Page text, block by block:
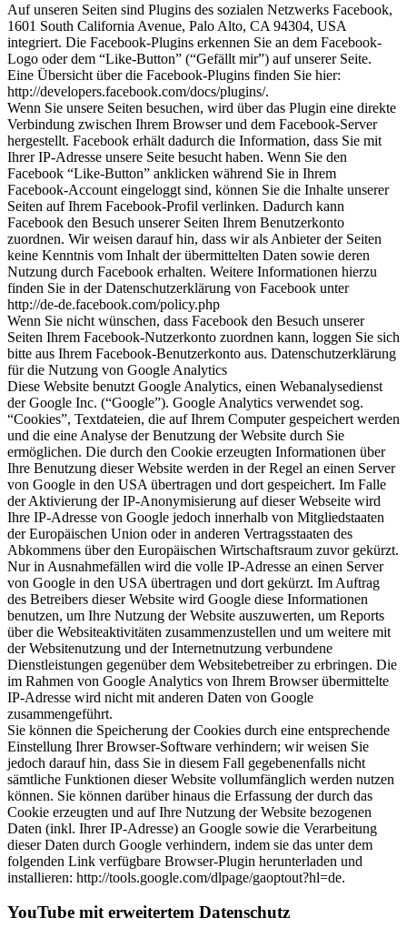
Auf unseren Seiten sind Plugins des sozialen Netzwerks Facebook,
1601 South California Avenue, Palo Alto, CA 94304, USA
integriert. Die Facebook-Plugins erkennen Sie an dem Facebook-
Logo oder dem “Like-Button” (“Gefällt mir”) auf unserer Seite.
Eine Übersicht über die Facebook-Plugins finden Sie hier:
http://developers.facebook.com/docs/plugins/.
Wenn Sie unsere Seiten besuchen, wird über das Plugin eine direkte
Verbindung zwischen Ihrem Browser und dem Facebook-Server
hergestellt. Facebook erhält dadurch die Information, dass Sie mit
Ihrer IP-Adresse unsere Seite besucht haben. Wenn Sie den
Facebook “Like-Button” anklicken während Sie in Ihrem
Facebook-Account eingeloggt sind, können Sie die Inhalte unserer
Seiten auf Ihrem Facebook-Profil verlinken. Dadurch kann
Facebook den Besuch unserer Seiten Ihrem Benutzerkonto
zuordnen. Wir weisen darauf hin, dass wir als Anbieter der Seiten
keine Kenntnis vom Inhalt der übermittelten Daten sowie deren
Nutzung durch Facebook erhalten. Weitere Informationen hierzu
finden Sie in der Datenschutzerklärung von Facebook unter
http://de-de.facebook.com/policy.php
Wenn Sie nicht wünschen, dass Facebook den Besuch unserer
Seiten Ihrem Facebook-Nutzerkonto zuordnen kann, loggen Sie sich
bitte aus Ihrem Facebook-Benutzerkonto aus. Datenschutzerklärung
für die Nutzung von Google Analytics
Diese Website benutzt Google Analytics, einen Webanalysedienst
der Google Inc. (“Google”). Google Analytics verwendet sog.
“Cookies”, Textdateien, die auf Ihrem Computer gespeichert werden
und die eine Analyse der Benutzung der Website durch Sie
ermöglichen. Die durch den Cookie erzeugten Informationen über
Ihre Benutzung dieser Website werden in der Regel an einen Server
von Google in den USA übertragen und dort gespeichert. Im Falle
der Aktivierung der IP-Anonymisierung auf dieser Webseite wird
Ihre IP-Adresse von Google jedoch innerhalb von Mitgliedstaaten
der Europäischen Union oder in anderen Vertragsstaaten des
Abkommens über den Europäischen Wirtschaftsraum zuvor gekürzt.
Nur in Ausnahmefällen wird die volle IP-Adresse an einen Server
von Google in den USA übertragen und dort gekürzt. Im Auftrag
des Betreibers dieser Website wird Google diese Informationen
benutzen, um Ihre Nutzung der Website auszuwerten, um Reports
über die Websiteaktivitäten zusammenzustellen und um weitere mit
der Websitenutzung und der Internetnutzung verbundene
Dienstleistungen gegenüber dem Websitebetreiber zu erbringen. Die
im Rahmen von Google Analytics von Ihrem Browser übermittelte
IP-Adresse wird nicht mit anderen Daten von Google
zusammengeführt.
Sie können die Speicherung der Cookies durch eine entsprechende
Einstellung Ihrer Browser-Software verhindern; wir weisen Sie
jedoch darauf hin, dass Sie in diesem Fall gegebenenfalls nicht
sämtliche Funktionen dieser Website vollumfänglich werden nutzen
können. Sie können darüber hinaus die Erfassung der durch das
Cookie erzeugten und auf Ihre Nutzung der Website bezogenen
Daten (inkl. Ihrer IP-Adresse) an Google sowie die Verarbeitung
dieser Daten durch Google verhindern, indem sie das unter dem
folgenden Link verfügbare Browser-Plugin herunterladen und
installieren: http://tools.google.com/dlpage/gaoptout?hl=de.
YouTube mit erweitertem Datenschutz